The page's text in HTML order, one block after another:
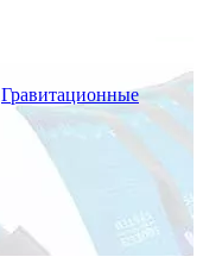
Гравитационные